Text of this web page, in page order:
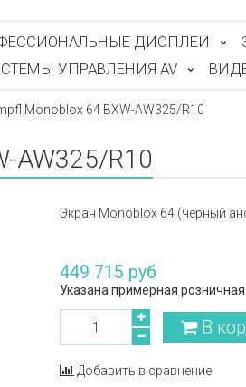
ДИСПЛЕИ
УПРАВЛЕНИЯ AV
Monoblox 64 BXW-AW325/R10
AW325/R10
Экран Monoblox 64 (черный
449 715 руб
Указана примерная
В
Добавить в сравнение